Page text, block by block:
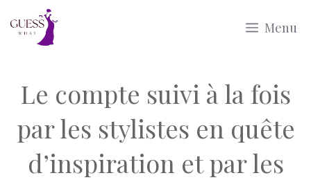
Menu
Le compte suivi à la fois
par les stylistes en quête
d’inspiration et par les